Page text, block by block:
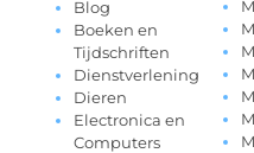
Blog
Boeken en
Tijdschriften
Dienstverlening
Dieren
Electronica en
Computers